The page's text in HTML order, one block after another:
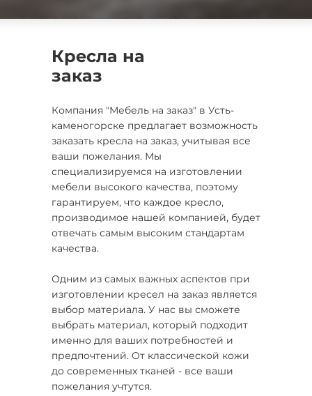
Компания "Мебель на заказ" в Усть-
каменогорске предлагает возможность
заказать кресла на заказ, учитывая все
ваши пожелания. Мы
специализируемся на изготовлении
мебели высокого качества, поэтому
гарантируем, что каждое кресло,
производимое нашей компанией, будет
отвечать самым высоким стандартам
качества.
Одним из самых важных аспектов при
изготовлении кресел на заказ является
выбор материала. У нас вы сможете
выбрать материал, который подходит
именно для ваших потребностей и
предпочтений. От классической кожи
до современных тканей - все ваши
пожелания учтутся.
Кресла на
заказ